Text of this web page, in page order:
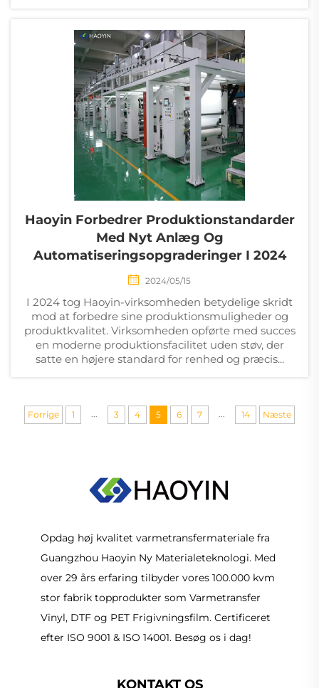
Haoyin Forbedrer Produktionstandarder
Med Nyt Anlæg Og
Automatiseringsopgraderinger I 2024
2024/05/15
I 2024 tog Haoyin-virksomheden betydelige skridt
mod at forbedre sine produktionsmuligheder og
produktkvalitet. Virksomheden opførte med succes
en moderne produktionsfacilitet uden støv, der
satte en højere standard for renhed og præcis...
Forrige 1 ... 3 4 5 6 7 ... 14 Næste
Opdag høj kvalitet varmetransfermateriale fra
Guangzhou Haoyin Ny Materialeteknologi. Med
over 29 års erfaring tilbyder vores 100.000 kvm
stor fabrik topprodukter som Varmetransfer
Vinyl, DTF og PET Frigivningsfilm. Certificeret
efter ISO 9001 & ISO 14001. Besøg os i dag!
KONTAKT OS